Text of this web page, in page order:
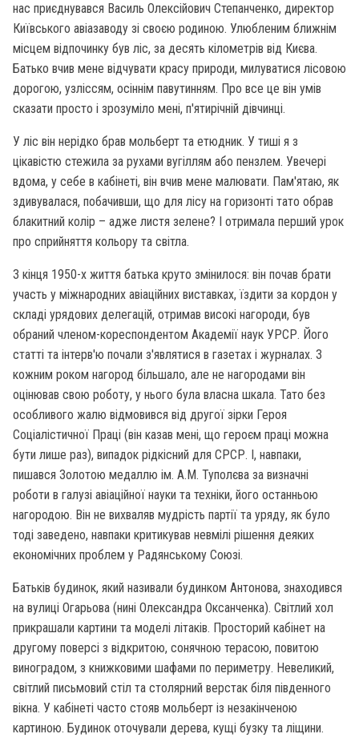
нас приєднувався Василь Олексійович Степанченко, директор
Київського авіазаводу зі своєю родиною. Улюбленим ближнім
місцем відпочинку був ліс, за десять кілометрів від Києва.
Батько вчив мене відчувати красу природи, милуватися лісовою
дорогою, узліссям, осіннім павутинням. Про все це він умів
сказати просто і зрозуміло мені, п'ятирічній дівчинці.
У ліс він нерідко брав мольберт та етюдник. У тиші я з
цікавістю стежила за рухами вугіллям або пензлем. Увечері
вдома, у себе в кабінеті, він вчив мене малювати. Пам'ятаю, як
здивувалася, побачивши, що для лісу на горизонті тато обрав
блакитний колір – адже листя зелене? І отримала перший урок
про сприйняття кольору та світла.
З кінця 1950-х життя батька круто змінилося: він почав брати
участь у міжнародних авіаційних виставках, їздити за кордон у
складі урядових делегацій, отримав високі нагороди, був
обраний членом-кореспондентом Академії наук УРСР. Його
статті та інтерв'ю почали з'являтися в газетах і журналах. З
кожним роком нагород більшало, але не нагородами він
оцінював свою роботу, у нього була власна шкала. Тато без
особливого жалю відмовився від другої зірки Героя
Соціалістичної Праці (він казав мені, що героєм праці можна
бути лише раз), випадок рідкісний для СРСР. І, навпаки,
пишався Золотою медаллю ім. А.М. Туполєва за визначні
роботи в галузі авіаційної науки та техніки, його останньою
нагородою. Він не вихваляв мудрість партії та уряду, як було
тоді заведено, навпаки критикував невмілі рішення деяких
економічних проблем у Радянському Союзі.
Батьків будинок, який називали будинком Антонова, знаходився
на вулиці Огарьова (нині Олександра Оксанченка). Світлий хол
прикрашали картини та моделі літаків. Просторий кабінет на
другому поверсі з відкритою, сонячною терасою, повитою
виноградом, з книжковими шафами по периметру. Невеликий,
світлий письмовий стіл та столярний верстак біля південного
вікна. У кабінеті часто стояв мольберт із незакінченою
картиною. Будинок оточували дерева, кущі бузку та ліщини.